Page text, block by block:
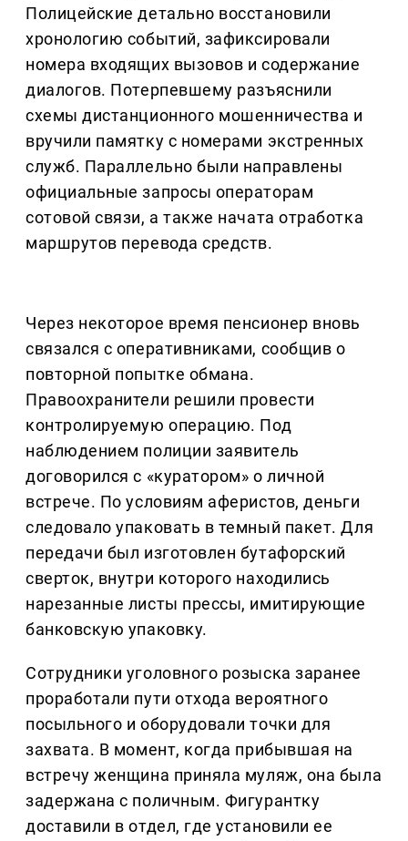
Полицейские детально восстановили
хронологию событий, зафиксировали
номера входящих вызовов и содержание
диалогов. Потерпевшему разъяснили
схемы дистанционного мошенничества и
вручили памятку с номерами экстренных
служб. Параллельно были направлены
официальные запросы операторам
сотовой связи, а также начата отработка
маршрутов перевода средств.
Через некоторое время пенсионер вновь
связался с оперативниками, сообщив о
повторной попытке обмана.
Правоохранители решили провести
контролируемую операцию. Под
наблюдением полиции заявитель
договорился с «куратором» о личной
встрече. По условиям аферистов, деньги
следовало упаковать в темный пакет. Для
передачи был изготовлен бутафорский
сверток, внутри которого находились
нарезанные листы прессы, имитирующие
банковскую упаковку.
Сотрудники уголовного розыска заранее
проработали пути отхода вероятного
посыльного и оборудовали точки для
захвата. В момент, когда прибывшая на
встречу женщина приняла муляж, она была
задержана с поличным. Фигурантку
доставили в отдел, где установили ее